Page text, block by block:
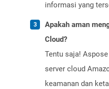
informasi yang
Apakah aman
Cloud?
Tentu saja!
server cloud
keamanan dan